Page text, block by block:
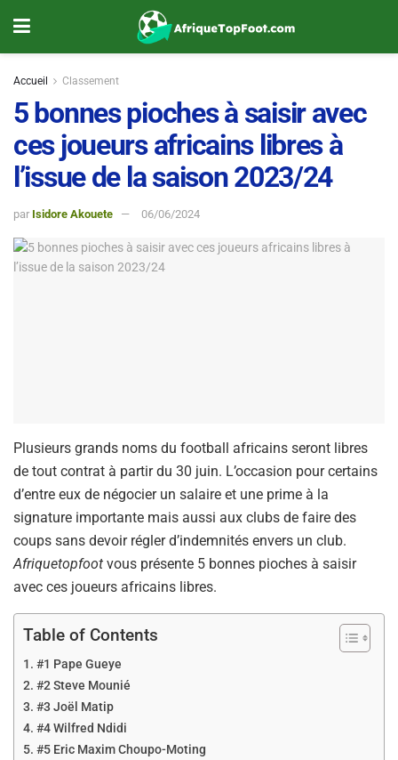
Accueil Classement
5 bonnes pioches à saisir avec
ces joueurs africains libres à
l’issue de la saison 2023/24
par Isidore Akouete 06/06/2024
Plusieurs grands noms du football africains seront libres
de tout contrat à partir du 30 juin. L’occasion pour certains
d’entre eux de négocier un salaire et une prime à la
signature importante mais aussi aux clubs de faire des
coups sans devoir régler d’indemnités envers un club.
Afriquetopfoot vous présente 5 bonnes pioches à saisir
avec ces joueurs africains libres.
Table of Contents
#1 Pape Gueye
#2 Steve Mounié
#3 Joël Matip
#4 Wilfred Ndidi
#5 Eric Maxim Choupo-Moting